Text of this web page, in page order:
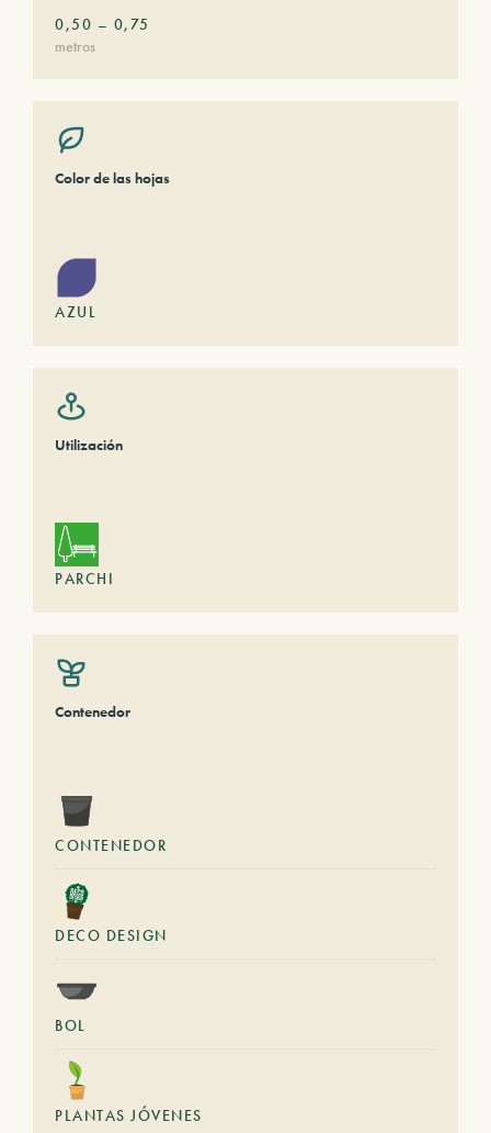
0,50 – 0,75
metros
Color de las hojas
AZUL
Utilización
PARCHI
Contenedor
CONTENEDOR
DECO DESIGN
BOL
PLANTAS JÓVENES